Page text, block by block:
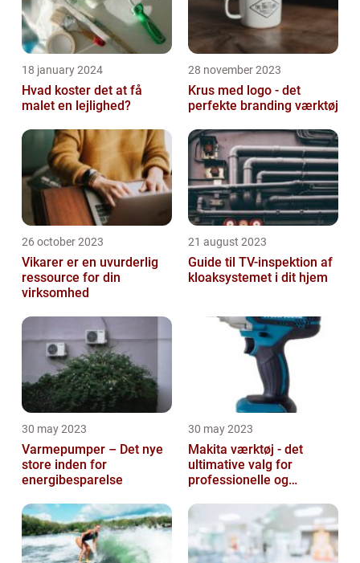
18 january 2024
Hvad koster det at få
malet en lejlighed?
28 november 2023
Krus med logo - det
perfekte branding værktøj
26 october 2023
Vikarer er en uvurderlig
ressource for din
virksomhed
21 august 2023
Guide til TV-inspektion af
kloaksystemet i dit hjem
30 may 2023
Varmepumper – Det nye
store inden for
energibesparelse
30 may 2023
Makita værktøj - det
ultimative valg for
professionelle og
selv'ere